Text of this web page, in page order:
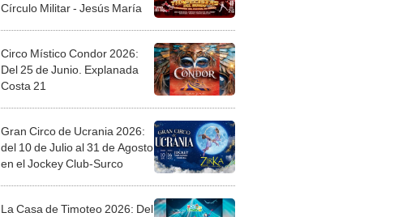
Círculo Militar - Jesús María
Circo Místico Condor 2026:
Del 25 de Junio. Explanada
Costa 21
Gran Circo de Ucrania 2026:
del 10 de Julio al 31 de Agosto
en el Jockey Club-Surco
La Casa de Timoteo 2026: Del